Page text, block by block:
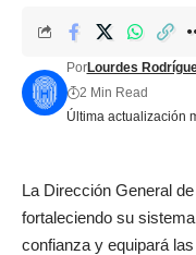
Última actualización
PorLourdes
2 Min Read
La Dirección General
fortaleciendo su
confianza y equipará